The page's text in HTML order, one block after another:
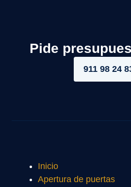
Pide
911 98 24
Inicio
Apertura de puertas